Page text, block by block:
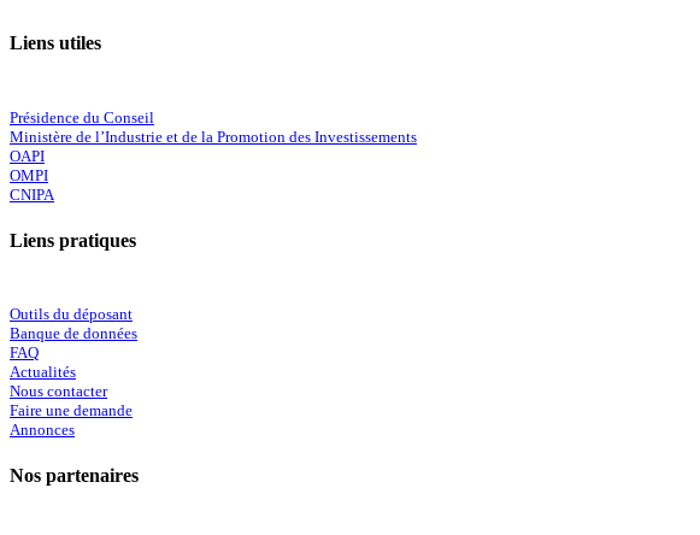
Liens utiles
Présidence du Conseil
Ministère de l’Industrie et de la Promotion des Investissements
OAPI
OMPI
CNIPA
Liens pratiques
Outils du déposant
Banque de données
FAQ
Actualités
Nous contacter
Faire une demande
Annonces
Nos partenaires